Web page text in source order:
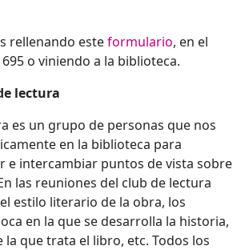
rellenando esteformulario, en el
o viniendo a la biblioteca.
lectura
es un grupo de personas que nos
en la biblioteca para
e intercambiar puntos de vista sobre
las reuniones del club de lectura
estilo literario de la obra, los
en la que se desarrolla la historia,
la que trata el libro, etc. Todos los